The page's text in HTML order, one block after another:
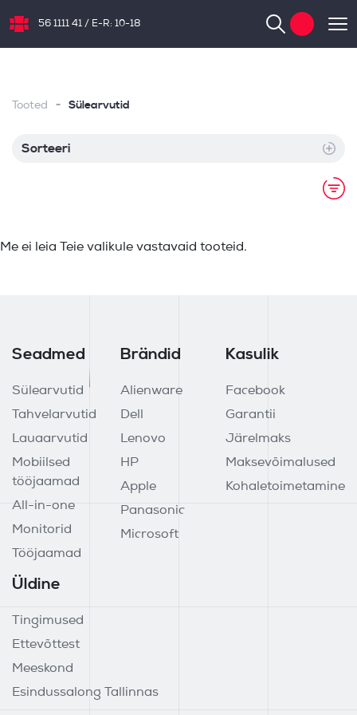
NB.ee
56 1111 41 / E-R: 10-18
Tooted - Sülearvutid
Sorteeri
Me ei leia Teie valikule vastavaid tooteid.
Seadmed
Sülearvutid
Tahvelarvutid
Lauaarvutid
Mobiilsed
tööjaamad
All-in-one
Monitorid
Tööjaamad
Brändid
Alienware
Dell
Lenovo
HP
Apple
Panasonic
Microsoft
Kasulik
Facebook
Garantii
Järelmaks
Maksevõimalused
Kohaletoimetamine
Üldine
Tingimused
Ettevõttest
Meeskond
Esindussalong Tallinnas